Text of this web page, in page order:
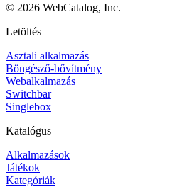
© 2026 WebCatalog, Inc.
Letöltés
Asztali alkalmazás
Böngésző-bővítmény
Webalkalmazás
Switchbar
Singlebox
Katalógus
Alkalmazások
Játékok
Kategóriák